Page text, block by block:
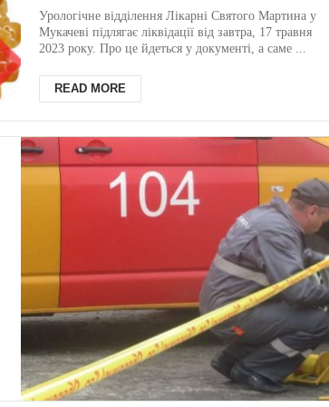
(ДОКУМЕНТ)
Урологічне відділення Лікарні Святого Мартина у
Мукачеві підлягає ліквідації від завтра, 17 травня
2023 року. Про це йдеться у документі, а саме ...
READ MORE